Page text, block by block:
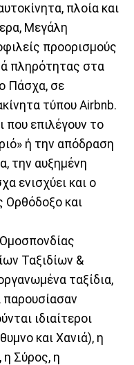
πλοία και
Μεγάλη
προορισμούς
πληρότητας στα
Πάσχα, σε
τύπου Airbnb.
που επιλέγουν το
ή την απόδραση
την αυξημένη
ενισχύει και ο
Ορθόδοξο και
Ταξιδίων &
ταξίδια,
παρουσίασαν
ιδιαίτεροι
και Χανιά), η
η Σύρος, η